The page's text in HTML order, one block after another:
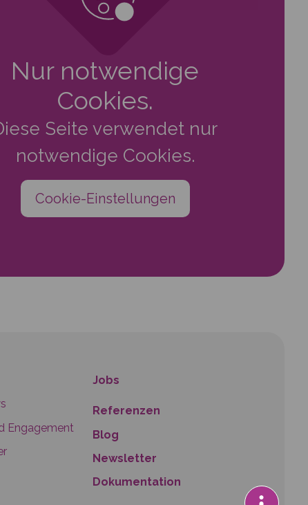
Nur notwendige
Cookies.
Seite verwendet nur
notwendige Cookies.
Cookie-Einstellungen
Engagement
Jobs
Referenzen
Blog
Newsletter
Dokumentation